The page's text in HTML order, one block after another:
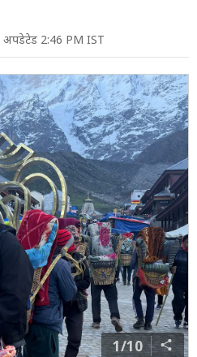
अपडेटेड 2:46 PM IST
1/10